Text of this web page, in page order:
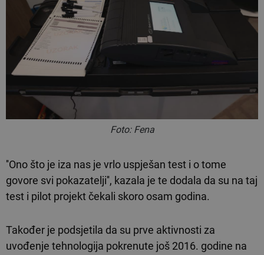
Foto: Fena
''Ono što je iza nas je vrlo uspješan test i o tome
govore svi pokazatelji'', kazala je te dodala da su na taj
test i pilot projekt čekali skoro osam godina.
Također je podsjetila da su prve aktivnosti za
uvođenje tehnologija pokrenute još 2016. godine na